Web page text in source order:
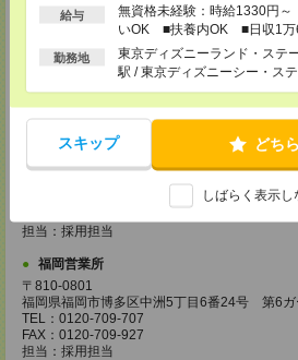
給与
無資格未経験：時給1330円
いOK ■扶養内OK ■日収1万
以上
勤務地
東京ディズニーランド・ステ
駅 / 東京ディズニーシー・ス
ン駅 / リゾートゲートウェイ
ション駅 / …
スキップ どち
しばらく表示し
広島営業所
広島県広島市中区紙屋町2丁目1番地22号 広
TEL：0120-709-707
FAX：0120-934-504
担当：採用担当
松山営業所
〒790-0003
愛媛県松山市三番町7丁目1番地21号 ジブラ
担当：採用担当
福岡営業所
〒810-0801
福岡県福岡市博多区中洲5丁目6番24号 第6ガ
TEL：0120-709-707
FAX：0120-709-927
担当：採用担当